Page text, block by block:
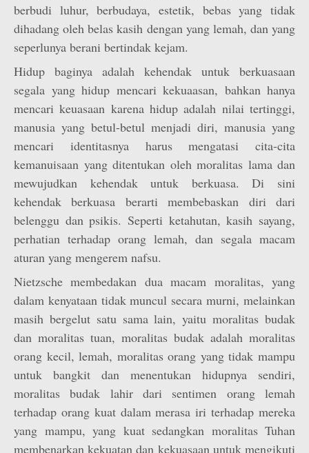
berbudi luhur, berbudaya, estetik, bebas yang tidak
dihadang oleh belas kasih dengan yang lemah, dan yang
seperlunya berani bertindak kejam.
Hidup baginya adalah kehendak untuk berkuasaan
segala yang hidup mencari kekuaasan, bahkan hanya
mencari keuasaan karena hidup adalah nilai tertinggi,
manusia yang betul-betul menjadi diri, manusia yang
mencari identitasnya harus mengatasi cita-cita
kemanuisaan yang ditentukan oleh moralitas lama dan
mewujudkan kehendak untuk berkuasa. Di sini
kehendak berkuasa berarti membebaskan diri dari
belenggu dan psikis. Seperti ketahutan, kasih sayang,
perhatian terhadap orang lemah, dan segala macam
aturan yang mengerem nafsu.
Nietzsche membedakan dua macam moralitas, yang
dalam kenyataan tidak muncul secara murni, melainkan
masih bergelut satu sama lain, yaitu moralitas budak
dan moralitas tuan, moralitas budak adalah moralitas
orang kecil, lemah, moralitas orang yang tidak mampu
untuk bangkit dan menentukan hidupnya sendiri,
moralitas budak lahir dari sentimen orang lemah
terhadap orang kuat dalam merasa iri terhadap mereka
yang mampu, yang kuat sedangkan moralitas Tuhan
membenarkan kekuatan dan kekuasaan untuk mengikuti